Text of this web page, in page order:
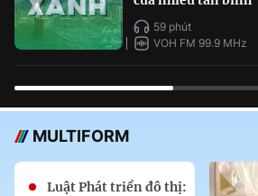
59 phút
VOH FM 99.9 MHz
MULTIFORM
Luật Phát triển đô thị: